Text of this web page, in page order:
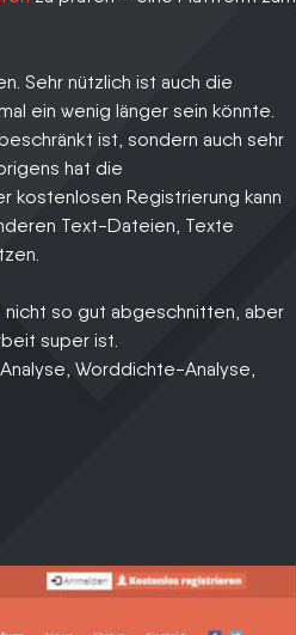
Sehr nützlich ist auch die
ein wenig länger sein könnte.
ist, sondern auch sehr
hat die
kostenlosen Registrierung kann
Text-Dateien, Texte
nicht so gut abgeschnitten, aber
super ist.
Worddichte-Analyse,